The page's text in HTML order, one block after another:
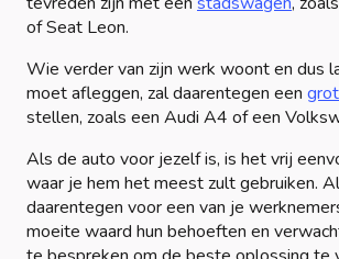
of Seat Leon.
Wie verder van zijn werk woont en dus
moet afleggen, zal daarentegen een
stellen, zoals een Audi A4 of een
Als de auto voor jezelf is, is het vrij
waar je hem het meest zult gebruiken.
daarentegen voor een van je
moeite waard hun behoeften en